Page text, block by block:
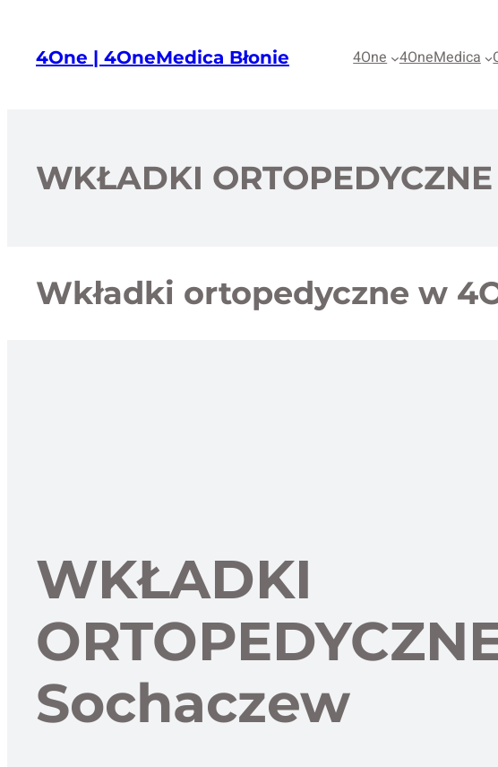
treści4One | 4OneMedica Błonie 4One 4OneMedica
WKŁADKI
Wkładki ortopedyczne w
WKŁADKI
Sochaczew